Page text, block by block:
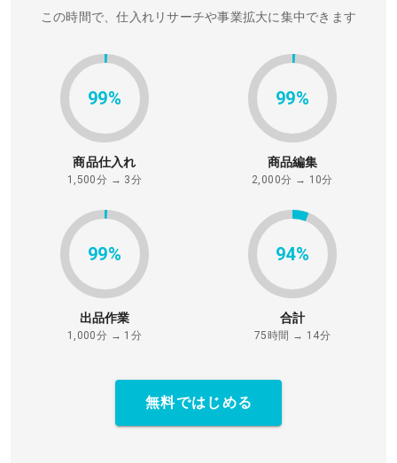
この時間で、仕入れリサーチや事業拡大に集中できます
99%
商品仕入れ
1,500分 → 3分
99%
商品編集
2,000分 → 10分
99%
出品作業
1,000分 → 1分
94%
合計
75時間 → 14分
無料ではじめる